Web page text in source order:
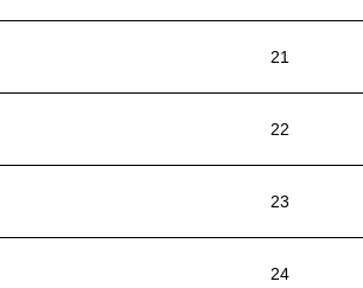
21
22
23
24